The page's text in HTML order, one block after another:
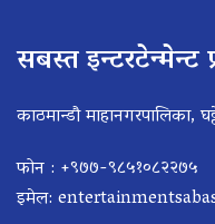
सबस्त इन्टरटेन्मेन्ट
काठमान्डौ माहानगरपालिका,
फोन : +९७७-९८५१०८२२७५
इमेल: